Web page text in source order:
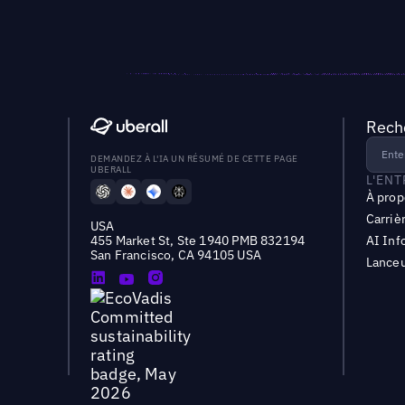
DEMANDEZ À L'IA UN RÉSUMÉ DE CETTE PAGE
UBERALL
USA
455 Market St, Ste 1940 PMB 832194
San Francisco, CA 94105 USA
À
AI